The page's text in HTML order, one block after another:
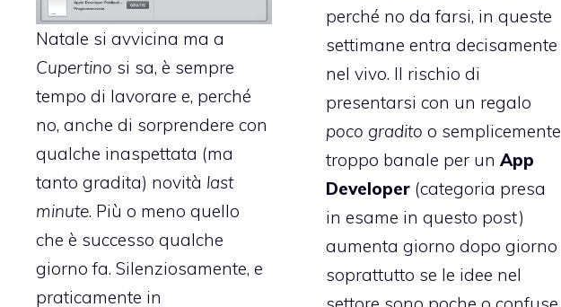
Natale si avvicina ma a
Cupertino si sa, è sempre
tempo di lavorare e, perché
no, anche di sorprendere con
qualche inaspettata (ma
tanto gradita) novità last
minute. Più o meno quello
che è successo qualche
giorno fa. Silenziosamente, e
praticamente in
perché no da farsi, in queste
settimane entra decisamente
nel vivo. Il rischio di
presentarsi con un regalo
poco gradito o semplicemente
troppo banale per un App
Developer(categoria presa
in esame in questo post)
aumenta giorno dopo giorno
soprattutto se le idee nel